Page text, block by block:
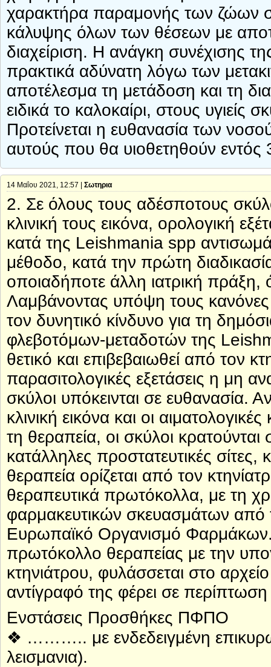
χαρακτήρα παραμονής των ζώων
κάλυψης όλων των θέσεων με
διαχείριση. Η ανάγκη συνέχισης
πρακτικά αδύνατη λόγω των
αποτέλεσμα τη μετάδοση και τη
ειδικά το καλοκαίρι, στους
Προτείνεται η ευθανασία των
αυτούς που θα υιοθετηθούν
14 Μαΐου 2021, 12:57 | Σωτηρια
2. Σε όλους τους αδέσποτους
κλινική τους εικόνα, ορολογική
κατά της Leishmania spp
μέθοδο, κατά την πρώτη
οποιαδήποτε άλλη ιατρική
Λαμβάνοντας υπόψη τους
τον δυνητικό κίνδυνο για τη
φλεβοτόμων-μεταδοτών της
θετικό και επιβεβαιωθεί από τον
παρασιτολογικές εξετάσεις η μη
σκύλοι υπόκεινται σε ευθανασία.
κλινική εικόνα και οι
τη θεραπεία, οι σκύλοι
κατάλληλες προστατευτικές
θεραπεία ορίζεται από τον
θεραπευτικά πρωτόκολλα, με τη
φαρμακευτικών σκευασμάτων
Ευρωπαϊκό Οργανισμό
πρωτόκολλο θεραπείας με την
κτηνιάτρου, φυλάσσεται στο
αντίγραφό της φέρει σε περίπτωση
Ενστάσεις Προσθήκες ΠΦΠΟ
❖ ……….. με ενδεδειγμένη
λεισμανια).